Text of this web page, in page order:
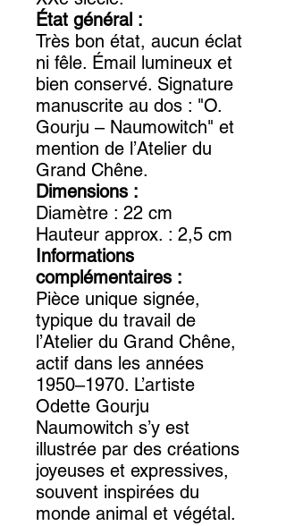
État général :
Très bon état, aucun éclat
ni fêle. Émail lumineux et
bien conservé. Signature
manuscrite au dos : "O.
Gourju – Naumowitch" et
mention de l’Atelier du
Grand Chêne.
Dimensions :
Diamètre : 22 cm
Hauteur approx. : 2,5 cm
Informations
complémentaires :
Pièce unique signée,
typique du travail de
l’Atelier du Grand Chêne,
actif dans les années
1950–1970. L’artiste
Odette Gourju
Naumowitch s’y est
illustrée par des créations
joyeuses et expressives,
souvent inspirées du
monde animal et végétal.